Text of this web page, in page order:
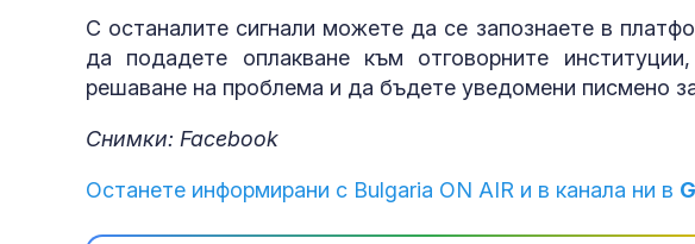
С останалите сигнали можете да се запознаете в
да подадете оплакване към отговорните
решаване на проблема и да бъдете уведомени писмено
Снимки: Facebook
Останете информирани с Bulgaria ON AIR и в канала ни в